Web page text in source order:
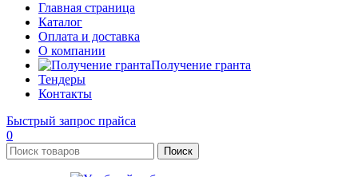
Главная страница
Каталог
Оплата и доставка
О компании
Получение гранта
Тендеры
Контакты
Быстрый запрос прайса
0
Поиск